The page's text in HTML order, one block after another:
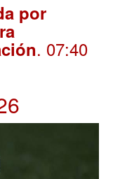
por
. 07:40